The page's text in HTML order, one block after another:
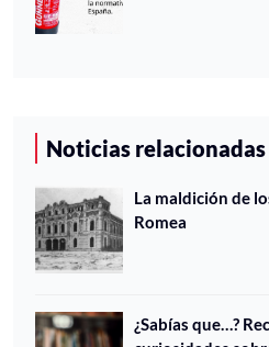
Noticias relacionadas
La maldición de
Romea
¿Sabías que…?